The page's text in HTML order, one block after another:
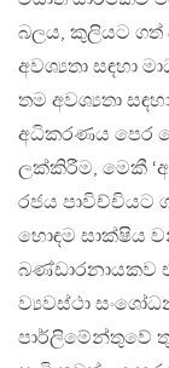
බලය, කුලියට ගත්
අවශ්‍යතා සඳහා
තම අවශ්‍යතා
අධිකරණය පෙර
ලක්කිරීම, මෙකී
රජය පාවිච්චියට
හොඳම සාක්ෂිය
බණ්ඩාරනායකව
ව්‍යවස්ථා
පාර්ලිමේන්තුවේ